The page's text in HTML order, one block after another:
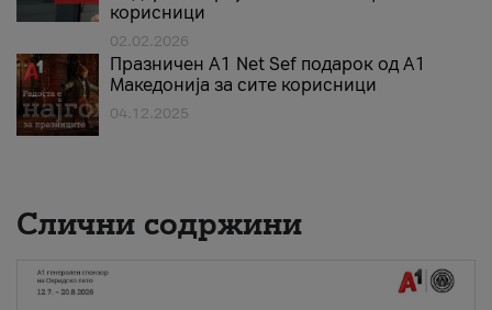
корисници
02.02.2026
Празничен A1 Net Sеf подарок од А1
Македонија за сите корисници
04.12.2025
Слични содржини